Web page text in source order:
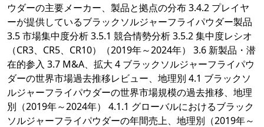
ウダーの主要メーカー、製品と拠点の分布 3.4.2 プレイヤ
ーが提供しているブラックソルジャーフライパウダー製品
3.5 市場集中度分析 3.5.1 競合情勢分析 3.5.2 集中度レシオ
（CR3、CR5、CR10）（2019年～2024年） 3.6 新製品・潜
在的参入 3.7 M&A、拡大 4 ブラックソルジャーフライパウ
ダーの世界市場過去推移レビュー、地理別 4.1 ブラックソ
ルジャーフライパウダーの世界市場規模の過去推移、地理
別（2019年～2024年） 4.1.1 グローバルにおけるブラック
ソルジャーフライパウダーの年間売上、地理別（2019年～